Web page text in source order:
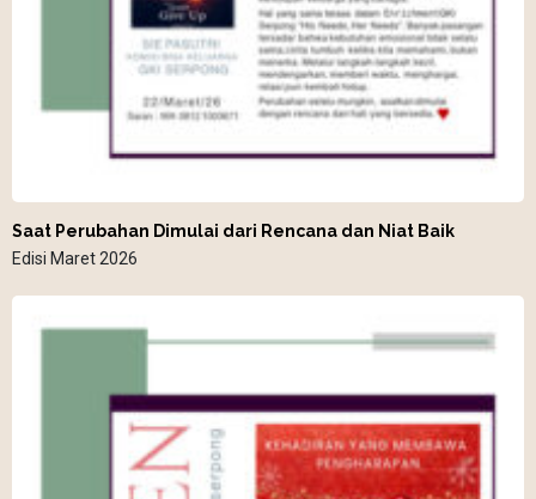
Saat Perubahan Dimulai dari Rencana dan Niat Baik
Edisi Maret 2026